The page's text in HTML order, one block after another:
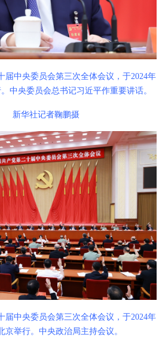
届中央委员会第三次全体会议，于2024年
中央委员会总书记习近平作重要讲话。
新华社记者鞠鹏摄
届中央委员会第三次全体会议，于2024年
京举行。中央政治局主持会议。